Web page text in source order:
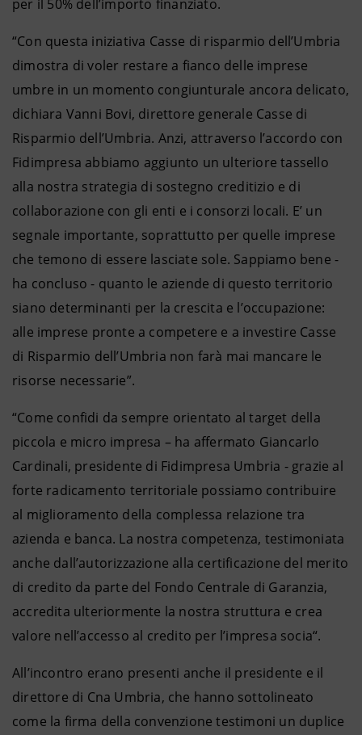
per il 50% dell’importo finanziato.
“Con questa iniziativa Casse di risparmio dell’Umbria
dimostra di voler restare a fianco delle imprese
umbre in un momento congiunturale ancora delicato,
dichiara Vanni Bovi, direttore generale Casse di
Risparmio dell’Umbria. Anzi, attraverso l’accordo con
Fidimpresa abbiamo aggiunto un ulteriore tassello
alla nostra strategia di sostegno creditizio e di
collaborazione con gli enti e i consorzi locali. E’ un
segnale importante, soprattutto per quelle imprese
che temono di essere lasciate sole. Sappiamo bene -
ha concluso - quanto le aziende di questo territorio
siano determinanti per la crescita e l’occupazione:
alle imprese pronte a competere e a investire Casse
di Risparmio dell’Umbria non farà mai mancare le
risorse necessarie”.
“Come confidi da sempre orientato al target della
piccola e micro impresa – ha affermato Giancarlo
Cardinali, presidente di Fidimpresa Umbria - grazie al
forte radicamento territoriale possiamo contribuire
al miglioramento della complessa relazione tra
azienda e banca. La nostra competenza, testimoniata
anche dall’autorizzazione alla certificazione del merito
di credito da parte del Fondo Centrale di Garanzia,
accredita ulteriormente la nostra struttura e crea
valore nell’accesso al credito per l’impresa socia“.
All’incontro erano presenti anche il presidente e il
direttore di Cna Umbria, che hanno sottolineato
come la firma della convenzione testimoni un duplice